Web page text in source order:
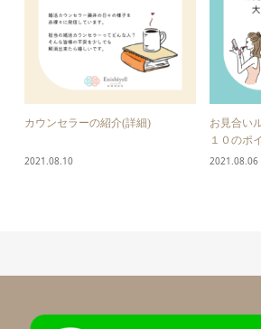
カウンセラーの紹介(詳細)
2021.08.10
お見合い
１０のポ
2021.08.06